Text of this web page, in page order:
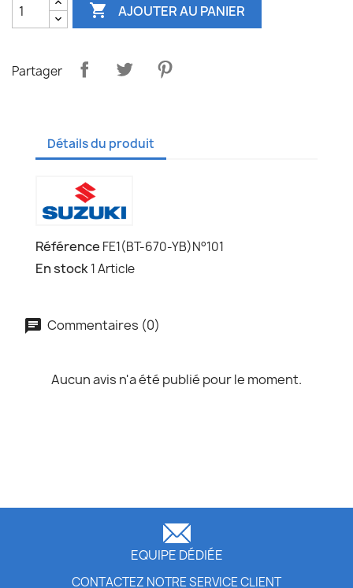
 AJOUTER AU PANIER
Partager
Détails du produit
Référence FE1(BT-670-YB)N°101
En stock1 Article
Commentaires (0)
Aucun avis n'a été publié pour le moment.
EQUIPE DÉDIÉE
CONTACTEZ NOTRE SERVICE CLIENT